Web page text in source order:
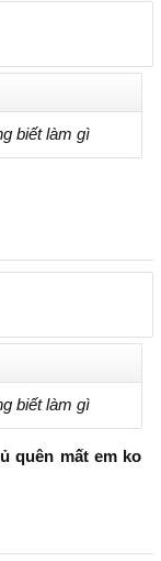
biết làm gì
biết làm gì
quên mất em ko